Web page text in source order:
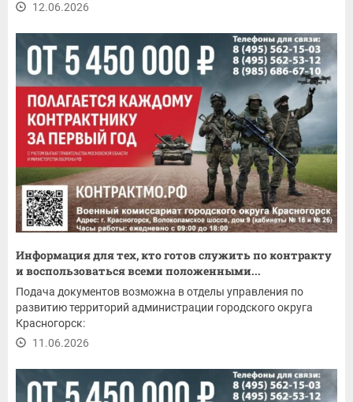
12.06.2026
Информация для тех, кто готов служить по контракту
и воспользоваться всеми положенными...
Подача документов возможна в отделы управления по
развитию территорий администрации городского округа
Красногорск:
11.06.2026